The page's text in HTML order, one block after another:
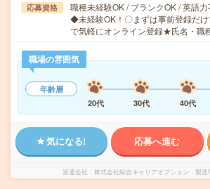
応募資格
職種未経験OK / ブランクOK / 英語
◆未経験OK！〇まずは事前登録だ
で気軽にオンライン登録★氏名・職
職場の雰囲気
年齢層
20代
30代 40代
気になる! 応募へ進む
派遣会社 株式会社綜合キャリアオプション 製造